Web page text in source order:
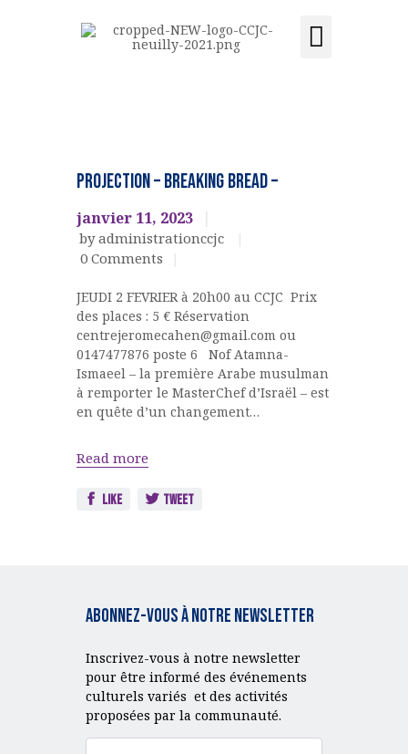
LE CENTRE
ACTIVITÉS ET COURS
LOCATION DE SALLE
ADHÉSION
ACQUISITION DU
CENTRE
DONS
EVENEMENTS
CULTURELS
PROJECTION – BREAKING BREAD –
janvier 11, 2023
by administrationccjc
0 Comments
JEUDI 2 FEVRIER à 20h00 au CCJC Prix
des places : 5 € Réservation
centrejeromecahen@gmail.com ou
0147477876 poste 6 Nof Atamna-
Ismaeel – la première Arabe musulman
à remporter le MasterChef d’Israël – est
en quête d’un changement…
Read more
Like Tweet
Abonnez-vous à notre Newsletter
Inscrivez-vous à notre newsletter
pour être informé des événements
culturels variés et des activités
proposées par la communauté.